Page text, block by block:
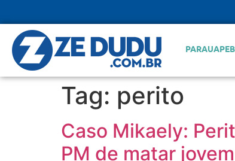
Tag: perito
Caso Mikaely:
PM de matar